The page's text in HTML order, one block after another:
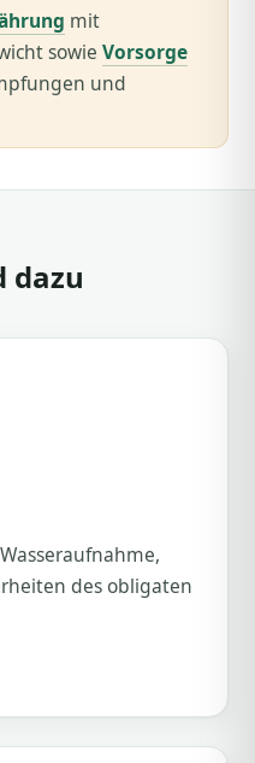
mit
sowie Vorsorge
und
dazu
des obligaten